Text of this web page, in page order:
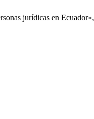
jurídicas en Ecuador»,